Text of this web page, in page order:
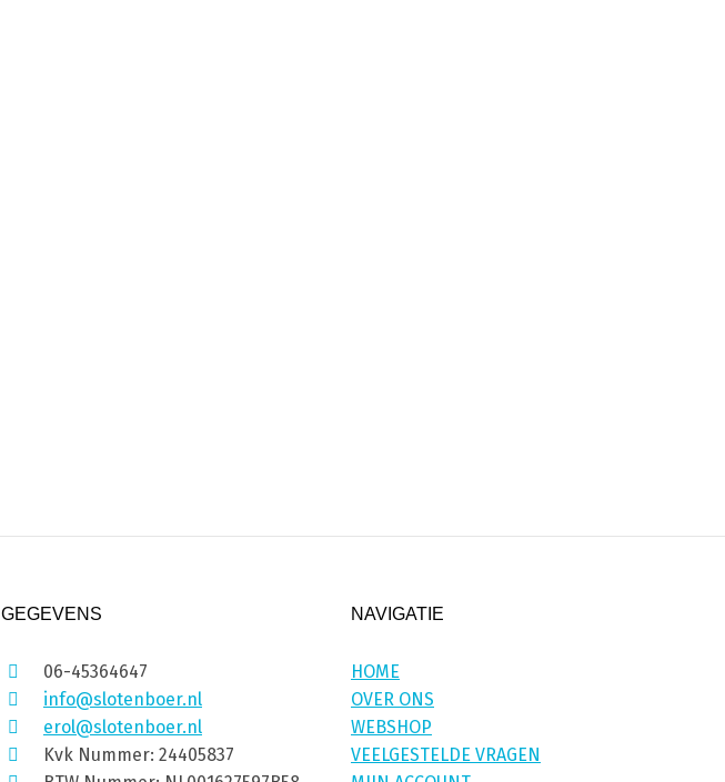
GEGEVENS
06-45364647
info@slotenboer.nl
erol@slotenboer.nl
Kvk Nummer: 24405837
NAVIGATIE
HOME
OVER ONS
WEBSHOP
VEELGESTELDE VRAGEN